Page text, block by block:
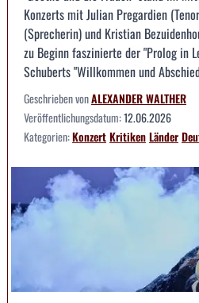
Konzerts mit Julian Pregardien
(Sprecherin) und Kristian
zu Beginn faszinierte der "Prolog in
Schuberts "Willkommen und
Geschrieben vonALEXANDER WALTHER
Veröffentlichungsdatum:12.06.2026
Kategorien:KonzertKritikenLänder